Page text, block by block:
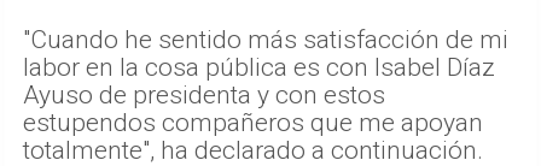
"Cuando he sentido más satisfacción de mi
labor en la cosa pública es con Isabel Díaz
Ayuso de presidenta y con estos
estupendos compañeros que me apoyan
totalmente", ha declarado a continuación.